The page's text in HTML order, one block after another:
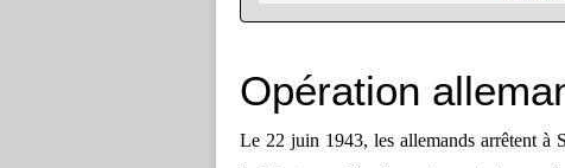
Opération
Le 22 juin 1943, les allemands arrêtent à